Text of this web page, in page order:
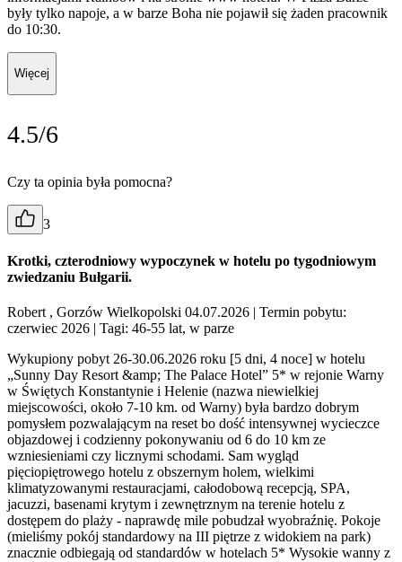
były tylko napoje, a w barze Boha nie pojawił się żaden pracownik
do 10:30.
Więcej
4.5/6
Czy ta opinia była pomocna?
3
Krotki, czterodniowy wypoczynek w hotelu po tygodniowym
zwiedzaniu Bułgarii.
Robert , Gorzów Wielkopolski 04.07.2026 | Termin pobytu:
czerwiec 2026 | Tagi: 46-55 lat, w parze
Wykupiony pobyt 26-30.06.2026 roku [5 dni, 4 noce] w hotelu
„Sunny Day Resort &amp; The Palace Hotel” 5* w rejonie Warny
w Świętych Konstantynie i Helenie (nazwa niewielkiej
miejscowości, około 7-10 km. od Warny) była bardzo dobrym
pomysłem pozwalającym na reset bo dość intensywnej wycieczce
objazdowej i codzienny pokonywaniu od 6 do 10 km ze
wzniesieniami czy licznymi schodami. Sam wygląd
pięciopiętrowego hotelu z obszernym holem, wielkimi
klimatyzowanymi restauracjami, całodobową recepcją, SPA,
jacuzzi, basenami krytym i zewnętrznym na terenie hotelu z
dostępem do plaży - naprawdę mile pobudzał wyobraźnię. Pokoje
(mieliśmy pokój standardowy na III piętrze z widokiem na park)
znacznie odbiegają od standardów w hotelach 5* Wysokie wanny z